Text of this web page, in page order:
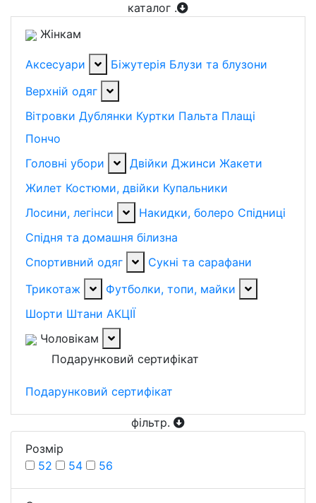
каталог .
Жінкам
Аксесуари Біжутерія Блузи та блузони
Верхній одяг
Вітровки Дублянки Куртки Пальта Плащі
Пончо
Головні убори
Двійки Джинси Жакети
Жилет Костюми, двійки Купальники
Лосини, легінси
Накидки, болеро Спідниці
Спідня та домашня білизна
Спортивний одяг
Сукні та сарафани
Трикотаж
Футболки, топи, майки
Шорти Штани АКЦІЇ
Чоловікам
Подарунковий сертифікат
Подарунковий сертифікат
фільтр.
Розмiр
52
54 56